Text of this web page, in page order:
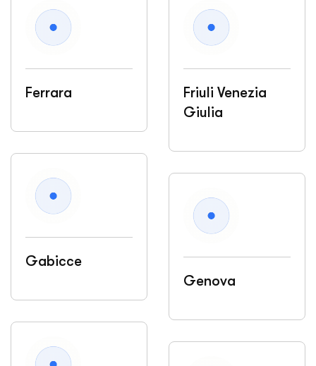
Ferrara
Friuli Venezia
Giulia
Gabicce
Genova